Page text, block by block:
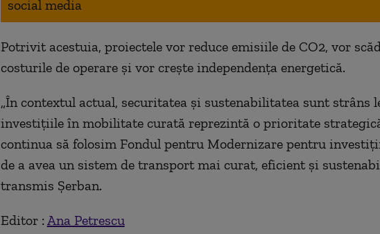
social media
Potrivit acestuia, proiectele vor reduce emisiile de CO2, vor
costurile de operare și vor crește independența energetică.
„În contextul actual, securitatea şi sustenabilitatea sunt strâns
investiţiile în mobilitate curată reprezintă o prioritate
continua să folosim Fondul pentru Modernizare pentru
de a avea un sistem de transport mai curat, eficient şi
transmis Şerban.
Editor : Ana Petrescu